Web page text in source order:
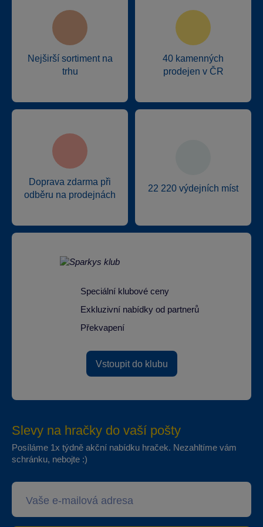
Nejširší sortiment na
trhu
40 kamenných
prodejen v ČR
Doprava zdarma při
odběru na prodejnách
22 220 výdejních míst
Speciální klubové ceny
Exkluzivní nabídky od partnerů
Překvapení
Vstoupit do klubu
Slevy na hračky do vaší pošty
Posíláme 1x týdně akční nabídku hraček. Nezahltíme vám
schránku, nebojte :)